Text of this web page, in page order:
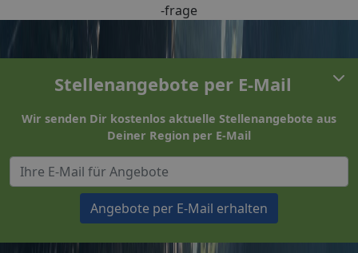
-frage
Stellenangebote per E-Mail
Wir senden Dir kostenlos aktuelle Stellenangebote aus
Deiner Region per E-Mail
Angebote per E-Mail erhalten